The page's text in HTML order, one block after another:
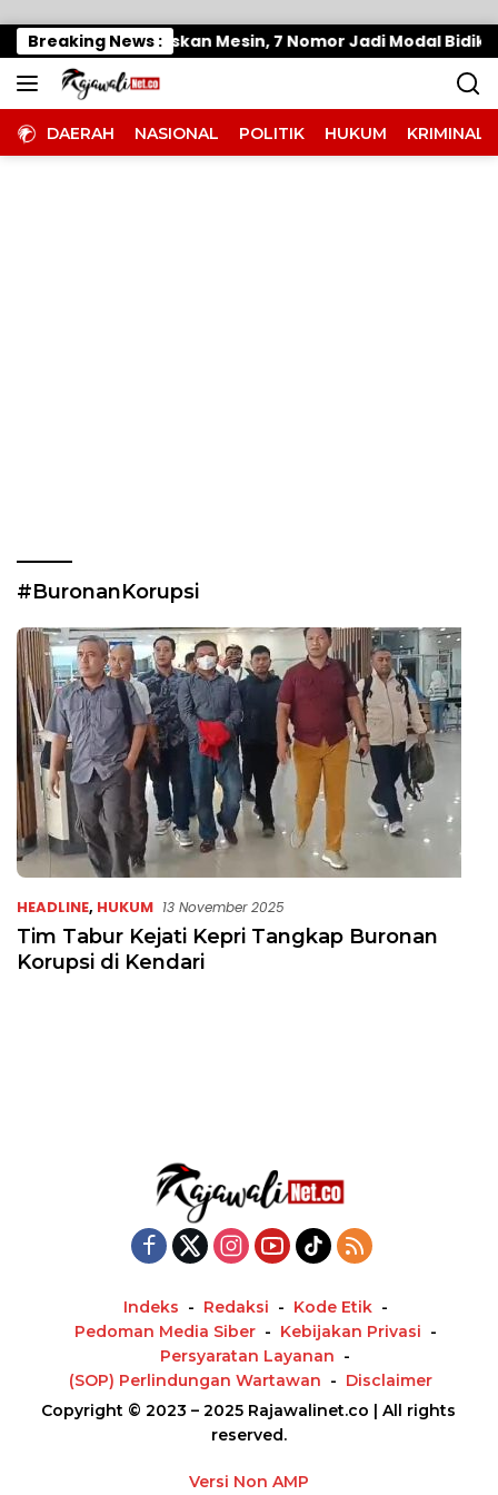
Breaking News :
Moutong Panaskan Mesin, 7 Nomor Jadi Modal Bidik
DAERAH NASIONAL POLITIK HUKUM KRIMINAL
#BuronanKorupsi
HEADLINE, HUKUM 13 November 2025
Tim Tabur Kejati Kepri Tangkap Buronan
Korupsi di Kendari
Indeks Redaksi
Kode Etik
Pedoman Media Siber
Kebijakan Privasi
Persyaratan Layanan
(SOP) Perlindungan Wartawan
Disclaimer
Copyright © 2023 – 2025 Rajawalinet.co | All rights
reserved.
Versi Non AMP